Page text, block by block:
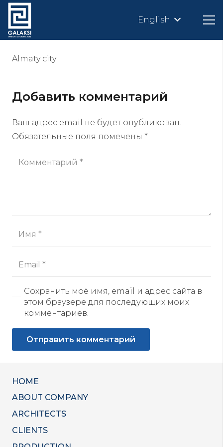
English
Almaty city
Добавить комментарий
Ваш адрес email не будет опубликован.
Обязательные поля помечены *
Сохранить моё имя, email и адрес сайта в
этом браузере для последующих моих
комментариев.
Отправить комментарий
HOME
ABOUT COMPANY
ARCHITECTS
CLIENTS